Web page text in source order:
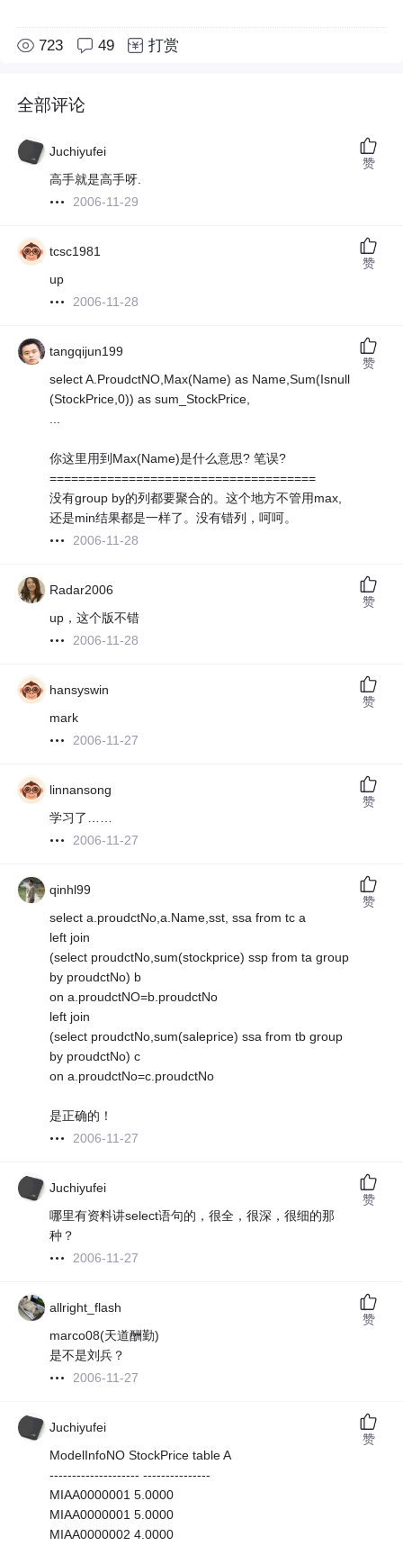
723 49 打赏
全部评论
Juchiyufei
高手就是高手呀.
2006-11-29
赞
tcsc1981
up
2006-11-28
赞
tangqijun199
select A.ProudctNO,Max(Name) as Name,Sum(Isnull
(StockPrice,0)) as sum_StockPrice,
...
你这里用到Max(Name)是什么意思? 笔误?
=====================================
没有group by的列都要聚合的。这个地方不管用max,
还是min结果都是一样了。没有错列，呵呵。
2006-11-28
赞
Radar2006
up，这个版不错
2006-11-28
赞
hansyswin
mark
2006-11-27
赞
linnansong
学习了……
2006-11-27
赞
qinhl99
select a.proudctNo,a.Name,sst, ssa from tc a
left join
(select proudctNo,sum(stockprice) ssp from ta group
by proudctNo) b
on a.proudctNO=b.proudctNo
left join
(select proudctNo,sum(saleprice) ssa from tb group
by proudctNo) c
on a.proudctNo=c.proudctNo
是正确的！
2006-11-27
赞
Juchiyufei
哪里有资料讲select语句的，很全，很深，很细的那
种？
2006-11-27
赞
allright_flash
marco08(天道酬勤)
是不是刘兵？
2006-11-27
赞
Juchiyufei
ModelInfoNO StockPrice table A
-------------------- ---------------
MIAA0000001 5.0000
MIAA0000001 5.0000
MIAA0000002 4.0000
赞